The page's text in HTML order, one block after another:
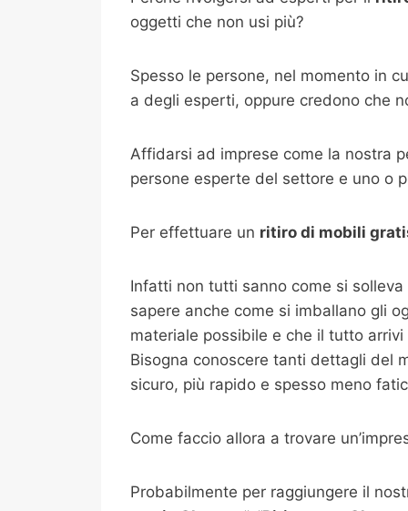
oggetti che non usi più?
Spesso le persone, nel momento in
a degli esperti, oppure credono che
Affidarsi ad imprese come la nostra
persone esperte del settore e uno o
Per effettuare un ritiro di mobili
Infatti non tutti sanno come si
sapere anche come si imballano gli
materiale possibile e che il tutto
Bisogna conoscere tanti dettagli del
sicuro, più rapido e spesso meno
Come faccio allora a trovare
Probabilmente per raggiungere il